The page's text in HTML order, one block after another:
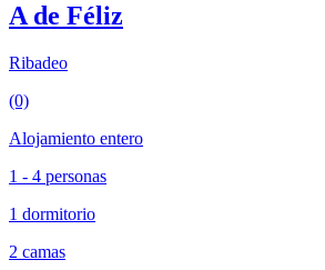
A de Féliz
Ribadeo
(0)
Alojamiento entero
1 - 4 personas
1 dormitorio
2 camas